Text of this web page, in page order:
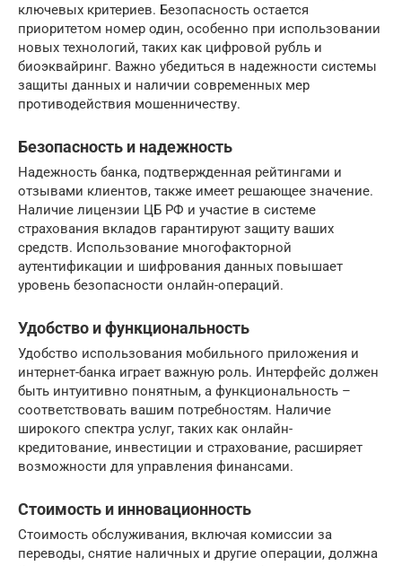
ключевых критериев. Безопасность остается
приоритетом номер один, особенно при использовании
новых технологий, таких как цифровой рубль и
биоэквайринг. Важно убедиться в надежности системы
защиты данных и наличии современных мер
противодействия мошенничеству.
Безопасность и надежность
Надежность банка, подтвержденная рейтингами и
отзывами клиентов, также имеет решающее значение.
Наличие лицензии ЦБ РФ и участие в системе
страхования вкладов гарантируют защиту ваших
средств. Использование многофакторной
аутентификации и шифрования данных повышает
уровень безопасности онлайн-операций.
Удобство и функциональность
Удобство использования мобильного приложения и
интернет-банка играет важную роль. Интерфейс должен
быть интуитивно понятным, а функциональность –
соответствовать вашим потребностям. Наличие
широкого спектра услуг, таких как онлайн-
кредитование, инвестиции и страхование, расширяет
возможности для управления финансами.
Стоимость и инновационность
Стоимость обслуживания, включая комиссии за
переводы, снятие наличных и другие операции, должна